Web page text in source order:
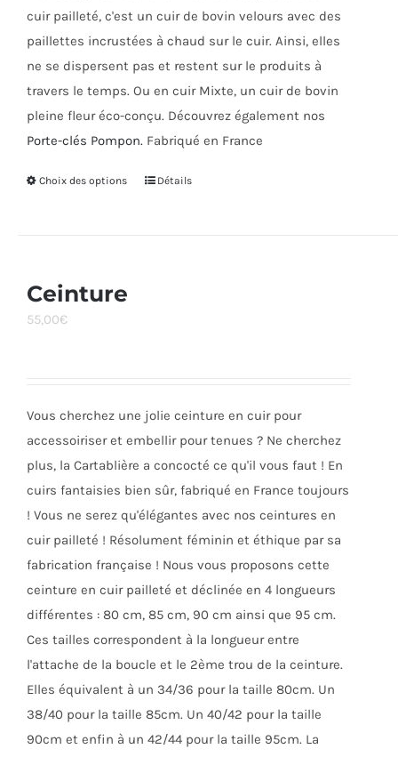
du
cuir pailleté, c'est un cuir de bovin velours avec des
paillettes incrustées à chaud sur le cuir. Ainsi, elles
ne se dispersent pas et restent sur le produits à
travers le temps. Ou en cuir Mixte, un cuir de bovin
pleine fleur éco-conçu. Découvrez également nos
Porte-clés Pompon. Fabriqué en France
Choix des options
Ce
choisies
sur
page
du
Détails
Ceinture
55,00€
Vous cherchez une jolie ceinture en cuir pour
accessoiriser et embellir pour tenues ? Ne cherchez
plus, la Cartablière a concocté ce qu'il vous faut ! En
cuirs fantaisies bien sûr, fabriqué en France toujours
! Vous ne serez qu'élégantes avec nos ceintures en
cuir pailleté ! Résolument féminin et éthique par sa
fabrication française ! Nous vous proposons cette
ceinture en cuir pailleté et déclinée en 4 longueurs
différentes : 80 cm, 85 cm, 90 cm ainsi que 95 cm.
Ces tailles correspondent à la longueur entre
l'attache de la boucle et le 2ème trou de la ceinture.
Elles équivalent à un 34/36 pour la taille 80cm. Un
38/40 pour la taille 85cm. Un 40/42 pour la taille
90cm et enfin à un 42/44 pour la taille 95cm. La